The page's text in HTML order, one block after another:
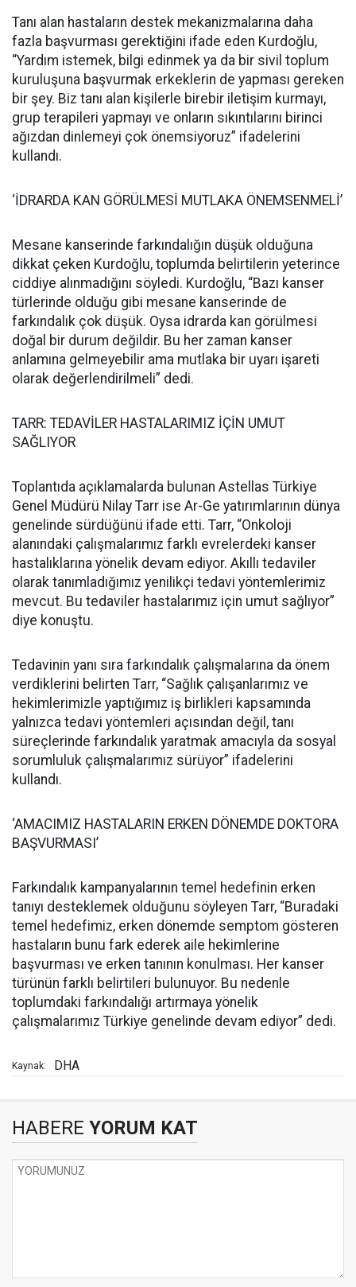
Tanı alan hastaların destek mekanizmalarına daha
fazla başvurması gerektiğini ifade eden Kurdoğlu,
“Yardım istemek, bilgi edinmek ya da bir sivil toplum
kuruluşuna başvurmak erkeklerin de yapması gereken
bir şey. Biz tanı alan kişilerle birebir iletişim kurmayı,
grup terapileri yapmayı ve onların sıkıntılarını birinci
ağızdan dinlemeyi çok önemsiyoruz” ifadelerini
kullandı.
‘İDRARDA KAN GÖRÜLMESİ MUTLAKA ÖNEMSENMELİ’
Mesane kanserinde farkındalığın düşük olduğuna
dikkat çeken Kurdoğlu, toplumda belirtilerin yeterince
ciddiye alınmadığını söyledi. Kurdoğlu, “Bazı kanser
türlerinde olduğu gibi mesane kanserinde de
farkındalık çok düşük. Oysa idrarda kan görülmesi
doğal bir durum değildir. Bu her zaman kanser
anlamına gelmeyebilir ama mutlaka bir uyarı işareti
olarak değerlendirilmeli” dedi.
TARR: TEDAVİLER HASTALARIMIZ İÇİN UMUT
SAĞLIYOR
Toplantıda açıklamalarda bulunan Astellas Türkiye
Genel Müdürü Nilay Tarr ise Ar-Ge yatırımlarının dünya
genelinde sürdüğünü ifade etti. Tarr, “Onkoloji
alanındaki çalışmalarımız farklı evrelerdeki kanser
hastalıklarına yönelik devam ediyor. Akıllı tedaviler
olarak tanımladığımız yenilikçi tedavi yöntemlerimiz
mevcut. Bu tedaviler hastalarımız için umut sağlıyor”
diye konuştu.
Tedavinin yanı sıra farkındalık çalışmalarına da önem
verdiklerini belirten Tarr, “Sağlık çalışanlarımız ve
hekimlerimizle yaptığımız iş birlikleri kapsamında
yalnızca tedavi yöntemleri açısından değil, tanı
süreçlerinde farkındalık yaratmak amacıyla da sosyal
sorumluluk çalışmalarımız sürüyor” ifadelerini
kullandı.
‘AMACIMIZ HASTALARIN ERKEN DÖNEMDE DOKTORA
BAŞVURMASI’
Farkındalık kampanyalarının temel hedefinin erken
tanıyı desteklemek olduğunu söyleyen Tarr, “Buradaki
temel hedefimiz, erken dönemde semptom gösteren
hastaların bunu fark ederek aile hekimlerine
başvurması ve erken tanının konulması. Her kanser
türünün farklı belirtileri bulunuyor. Bu nedenle
toplumdaki farkındalığı artırmaya yönelik
çalışmalarımız Türkiye genelinde devam ediyor” dedi.
Kaynak: DHA
HABERE YORUM KAT